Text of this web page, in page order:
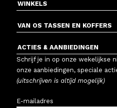
WINKELS
VAN OS TASSEN EN KOFFERS
ACTIES & AANBIEDINGEN
Schrijf je in op onze wekelijkse
onze aanbiedingen, speciale
(uitschrijven is altijd mogelijk)
E-mailadres